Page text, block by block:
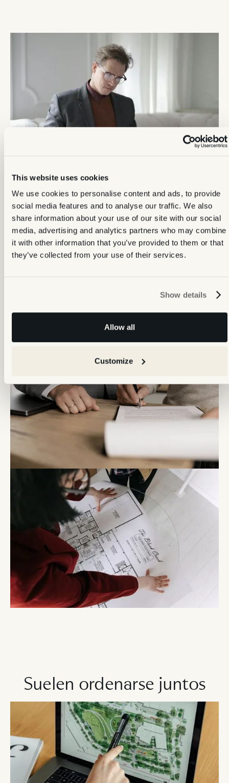
This website uses cookies
We use cookies to personalise content and ads, to provide
social media features and to analyse our traffic. We also
share information about your use of our site with our social
media, advertising and analytics partners who may combine
it with other information that you’ve provided to them or that
they’ve collected from your use of their services.
Show details
Allow all
Customize
«Equipados con Bauakte, los profesionales
inmobiliarios pueden garantizar que cada
proyecto esté respaldado por datos esenciales,
lo que fomenta la confianza y la transparencia
con los clientes».
Suelen ordenarse juntos